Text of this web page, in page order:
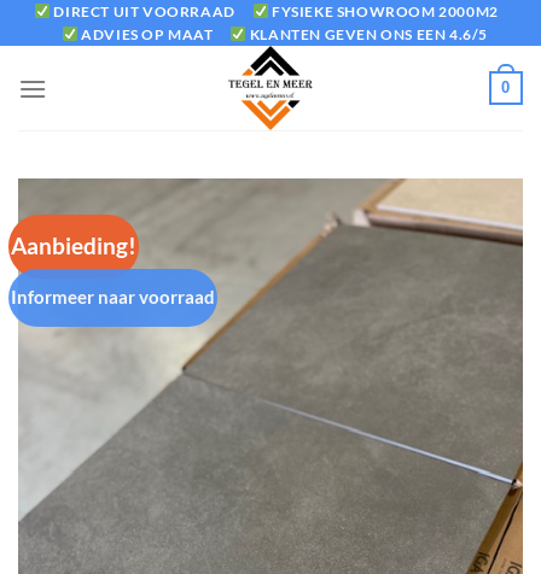
naar
DIRECT UIT VOORRAAD
FYSIEKE SHOWROOM 2000M2
ADVIES OP MAAT
KLANTEN GEVEN ONS EEN 4.6/5
0
Aanbieding!
Informeer naar voorraad